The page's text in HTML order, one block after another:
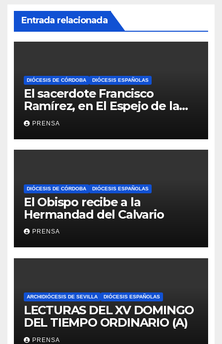
Entrada relacionada
DIÓCESIS DE CÓRDOBA DIÓCESIS ESPAÑOLAS
El sacerdote Francisco
Ramírez, en El Espejo de la
Iglesia
PRENSA
DIÓCESIS DE CÓRDOBA DIÓCESIS ESPAÑOLAS
El Obispo recibe a la
Hermandad del Calvario
PRENSA
ARCHIDIÓCESIS DE SEVILLA DIÓCESIS ESPAÑOLAS
LECTURAS DEL XV DOMINGO
DEL TIEMPO ORDINARIO (A)
PRENSA